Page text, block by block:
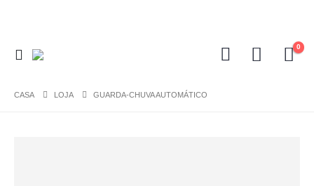
0
CASA LOJA GUARDA-CHUVA AUTOMÁTICO